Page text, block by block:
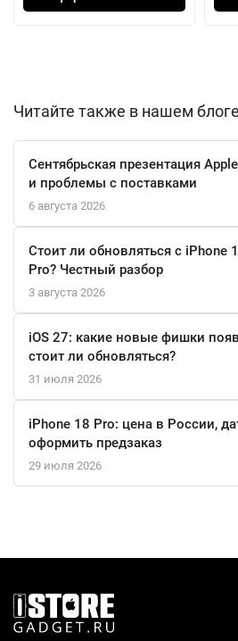
навигации, включая цифровой
цифровой жизни с 128 ГБ памяти,
возможностью бесконтактной
совместимостью с экосистемой Apple.
Читайте также в нашем блоге
Сентябрьская презентация
и проблемы с поставками
6 августа 2026
Стоит ли обновляться с iPhone
Pro? Честный разбор
3 августа 2026
iOS 27: какие новые фишки
стоит ли обновляться?
31 июля 2026
iPhone 18 Pro: цена в России,
оформить предзаказ
29 июля 2026